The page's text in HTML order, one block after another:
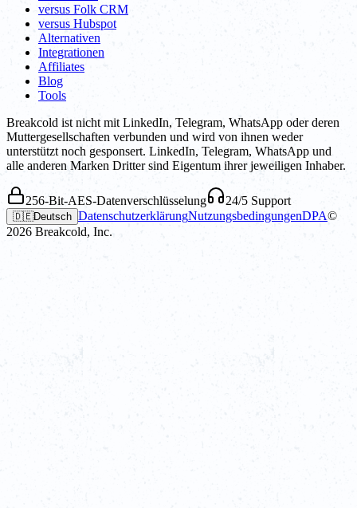
versus Folk CRM
versus Hubspot
Alternativen
Integrationen
Affiliates
Blog
Tools
Breakcold ist nicht mit LinkedIn, Telegram, WhatsApp oder deren
Muttergesellschaften verbunden und wird von ihnen weder
unterstützt noch gesponsert. LinkedIn, Telegram, WhatsApp und
alle anderen Marken Dritter sind Eigentum ihrer jeweiligen Inhaber.
256-Bit-AES-Datenverschlüsselung 24/5 Support
🇩🇪Deutsch DatenschutzerklärungNutzungsbedingungenDPA©
2026 Breakcold, Inc.